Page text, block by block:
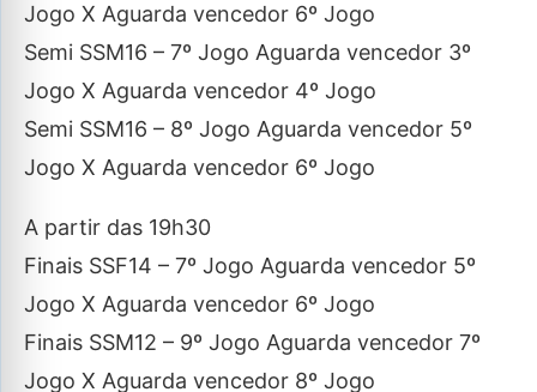
Jogo X Aguarda vencedor 6º Jogo
Semi SSM16 – 7º Jogo Aguarda vencedor 3º
Jogo X Aguarda vencedor 4º Jogo
Semi SSM16 – 8º Jogo Aguarda vencedor 5º
Jogo X Aguarda vencedor 6º Jogo
A partir das 19h30
Finais SSF14 – 7º Jogo Aguarda vencedor 5º
Jogo X Aguarda vencedor 6º Jogo
Finais SSM12 – 9º Jogo Aguarda vencedor 7º
Jogo X Aguarda vencedor 8º Jogo